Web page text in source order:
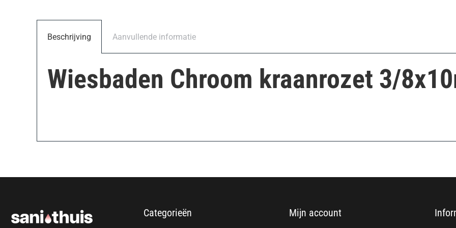
Beschrijving Aanvullende informatie
Wiesbaden Chroom kraanrozet 3/
Categorieën Mijn account